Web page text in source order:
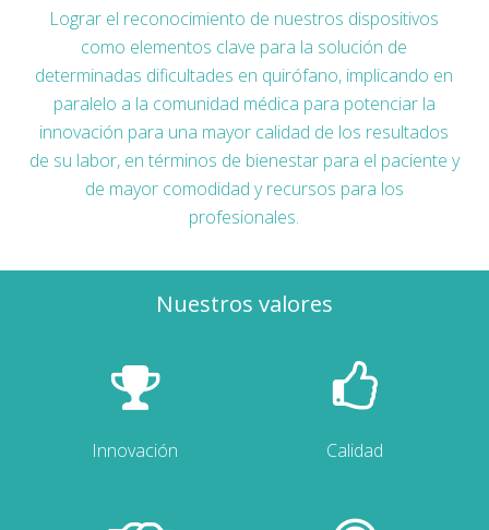
Lograr el reconocimiento de nuestros dispositivos
como elementos clave para la solución de
determinadas dificultades en quirófano, implicando en
paralelo a la comunidad médica para potenciar la
innovación para una mayor calidad de los resultados
de su labor, en términos de bienestar para el paciente y
de mayor comodidad y recursos para los
profesionales.
Nuestros valores
Innovación Calidad